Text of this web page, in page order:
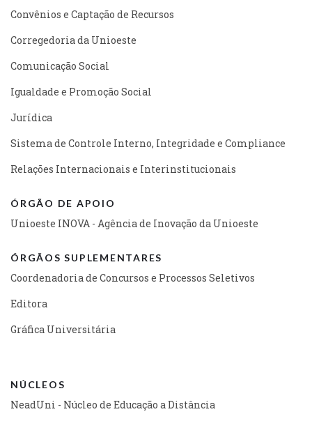
Convênios e Captação de Recursos
Corregedoria da Unioeste
Comunicação Social
Igualdade e Promoção Social
Jurídica
Sistema de Controle Interno, Integridade e Compliance
Relações Internacionais e Interinstitucionais
ÓRGÃO DE APOIO
Unioeste INOVA - Agência de Inovação da Unioeste
ÓRGÃOS SUPLEMENTARES
Coordenadoria de Concursos e Processos Seletivos
Editora
Gráfica Universitária
NÚCLEOS
NeadUni - Núcleo de Educação a Distância